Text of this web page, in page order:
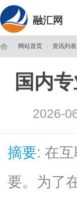
融汇网
网站首页 资讯列表
国内
2026-
摘要: 在
要。为了